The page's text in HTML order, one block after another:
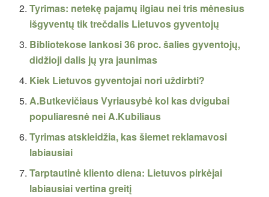
Tyrimas: netekę pajamų ilgiau nei tris mėnesius
išgyventų tik trečdalis Lietuvos gyventojų
Bibliotekose lankosi 36 proc. šalies gyventojų,
didžioji dalis jų yra jaunimas
Kiek Lietuvos gyventojai nori uždirbti?
A.Butkevičiaus Vyriausybė kol kas dvigubai
populiaresnė nei A.Kubiliaus
Tyrimas atskleidžia, kas šiemet reklamavosi
labiausiai
Tarptautinė kliento diena: Lietuvos pirkėjai
labiausiai vertina greitį